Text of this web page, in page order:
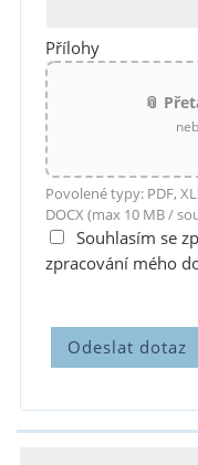
Přílohy
📎
Povolené typy: PDF,
DOCX (max 10 MB /
Souhlasím se
zpracování mého